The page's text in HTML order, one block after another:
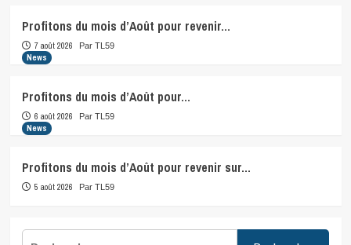
Profitons du mois d’Août pour revenir…
7 août 2026 Par TL59
News
Profitons du mois d’Août pour…
6 août 2026 Par TL59
News
Profitons du mois d’Août pour revenir sur…
5 août 2026 Par TL59